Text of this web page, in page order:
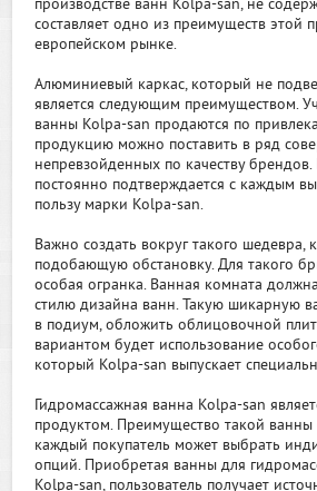
производстве ванн Kolpa-san, не
составляет одно из преимуществ этой
европейском рынке.
Алюминиевый каркас, который не
является следующим преимуществом.
ванны Kolpa-san продаются по
продукцию можно поставить в ряд
непревзойденных по качеству
постоянно подтверждается с каждым
пользу марки Kolpa-san.
Важно создать вокруг такого шедевра,
подобающую обстановку. Для такого
особая огранка. Ванная комната
стилю дизайна ванн. Такую шикарную
в подиум, обложить облицовочной
вариантом будет использование
который Kolpa-san выпускает
Гидромассажная ванна Kolpa-san
продуктом. Преимущество такой ванны
каждый покупатель может выбрать
опций. Приобретая ванны для
Kolpa-san, пользователь получает